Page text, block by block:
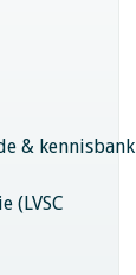
& kennisbank
(LVSC